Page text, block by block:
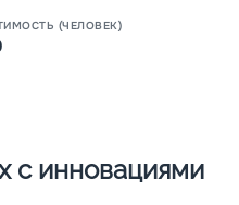
(ЧЕЛОВЕК)
с инновациями